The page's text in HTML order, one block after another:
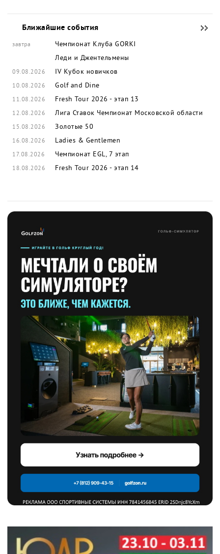
Ближайшие события
завтра
Чемпионат Клуба GORKI
Леди и Джентельмены
09.08.2026 IV Кубок новичков
10.08.2026 Golf and Dine
11.08.2026 Fresh Tour 2026 - этап 13
12.08.2026 Лига Ставок Чемпионат Московской области
15.08.2026 Золотые 50
16.08.2026 Ladies & Gentlemen
17.08.2026 Чемпионат EGL, 7 этап
18.08.2026 Fresh Tour 2026 - этап 14